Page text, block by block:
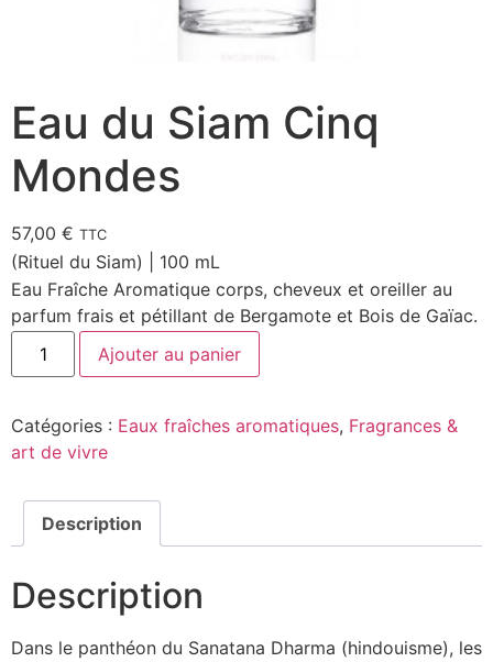
Eau du Siam Cinq
Mondes
57,00 € TTC
(Rituel du Siam) | 100 mL
Eau Fraîche Aromatique corps, cheveux et oreiller au
parfum frais et pétillant de Bergamote et Bois de Gaïac.
Ajouter au panier
Catégories : Eaux fraîches aromatiques, Fragrances &
art de vivre
Description
Description
Dans le panthéon du Sanatana Dharma (hindouisme), les